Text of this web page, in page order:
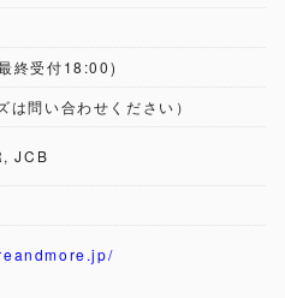
終受付18:00)
は問い合わせください）
JCB